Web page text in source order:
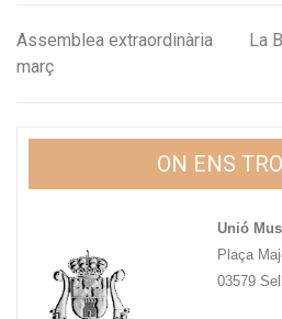
Navegació
d'entrades
Assemblea extraordinària
març
La
ON ENS
Unió
Plaça
03579